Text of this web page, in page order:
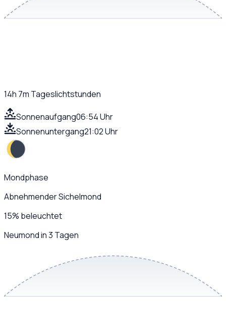
14h 7m Tageslichtstunden
Sonnenaufgang06:54 Uhr
Sonnenuntergang21:02 Uhr
Mondphase
Abnehmender Sichelmond
15% beleuchtet
Neumond in 3 Tagen